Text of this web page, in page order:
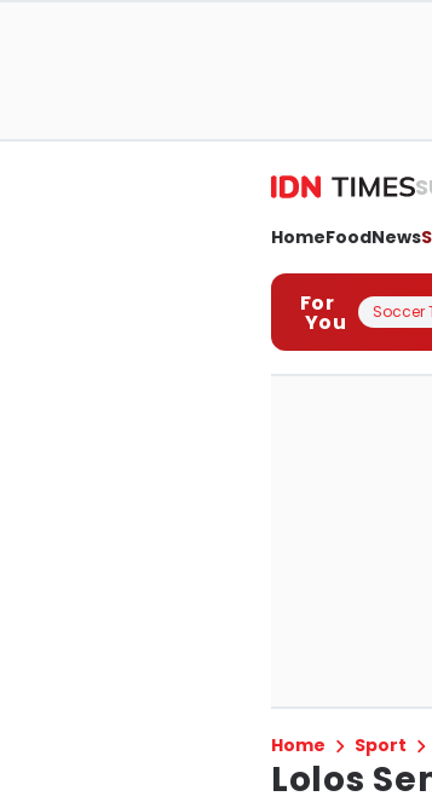
HomeFoodNews
For
You Soccer
Home Sport
Lolos